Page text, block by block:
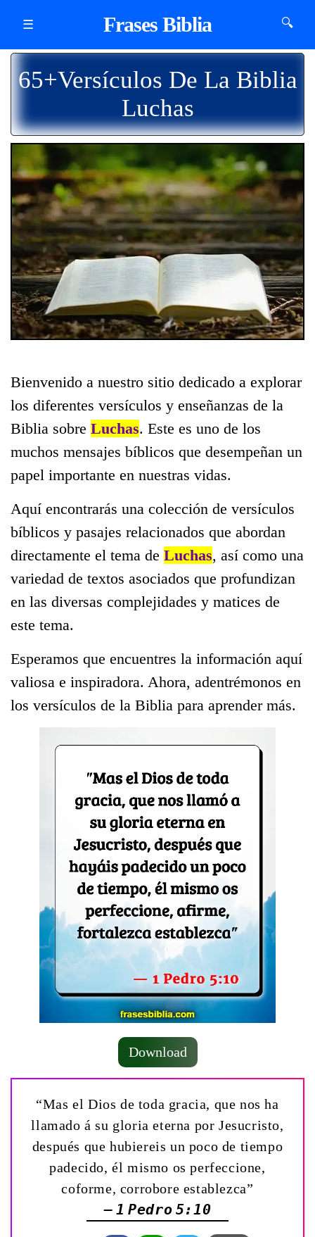
☰ Frases Biblia 🔍
65+Versículos De La Biblia
Luchas
Bienvenido a nuestro sitio dedicado a explorar
los diferentes versículos y enseñanzas de la
Biblia sobre Luchas. Este es uno de los
muchos mensajes bíblicos que desempeñan un
papel importante en nuestras vidas.
Aquí encontrarás una colección de versículos
bíblicos y pasajes relacionados que abordan
directamente el tema de Luchas, así como una
variedad de textos asociados que profundizan
en las diversas complejidades y matices de
este tema.
Esperamos que encuentres la información aquí
valiosa e inspiradora. Ahora, adentrémonos en
los versículos de la Biblia para aprender más.
Download
“Mas el Dios de toda gracia, que nos ha
llamado á su gloria eterna por Jesucristo,
después que hubiereis un poco de tiempo
padecido, él mismo os perfeccione,
coforme, corrobore establezca”
— 1 Pedro 5:10